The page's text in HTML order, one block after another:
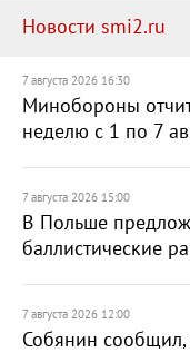
Новости smi2.ru
7 августа 2026 16:30
Минобороны
неделю с 1 по 7
7 августа 2026 15:00
В Польше
баллистические
7 августа 2026 12:00
Собянин сообщил,